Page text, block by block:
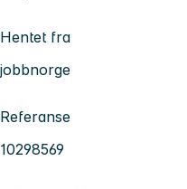
Hentet fra
jobbnorge
Referanse
10298569